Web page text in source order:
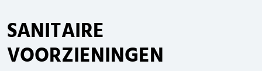
SANITAIRE
VOORZIENINGEN